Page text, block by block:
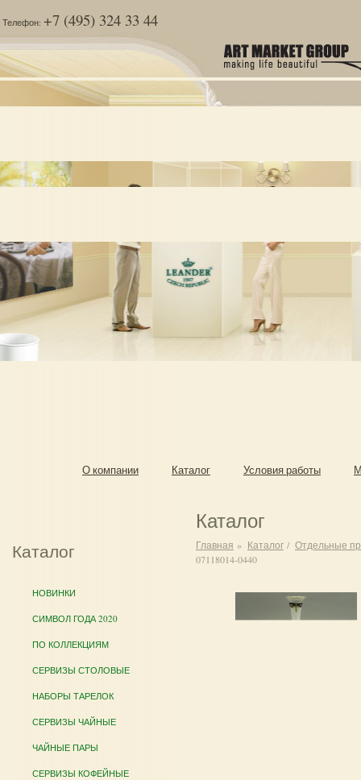
Телефон: +7 (495) 324 33 44
О компании Каталог Условия работы
Каталог
НОВИНКИ
СИМВОЛ ГОДА 2020
ПО КОЛЛЕКЦИЯМ
СЕРВИЗЫ СТОЛОВЫЕ
НАБОРЫ ТАРЕЛОК
СЕРВИЗЫ ЧАЙНЫЕ
ЧАЙНЫЕ ПАРЫ
СЕРВИЗЫ КОФЕЙНЫЕ
Каталог
Главная » Каталог / Отдельные
07118014-0440